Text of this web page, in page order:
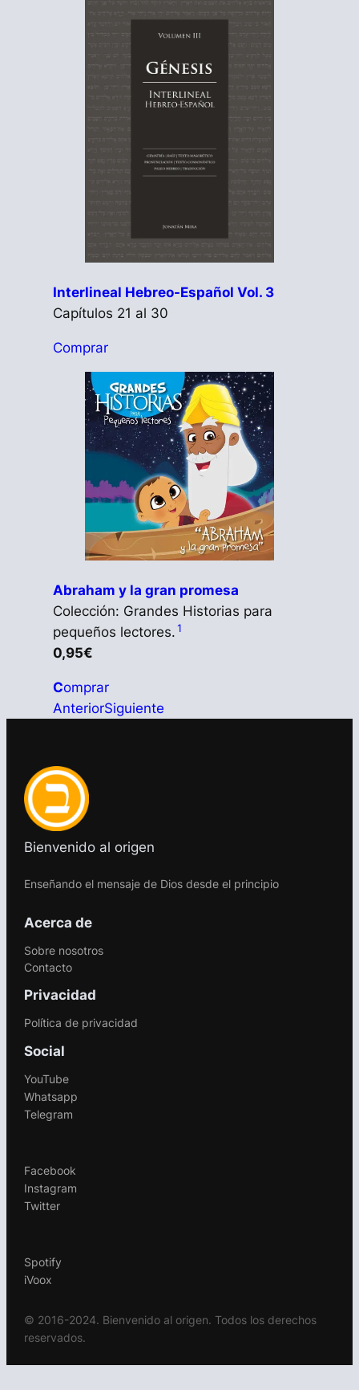
Interlineal Hebreo-Español Vol. 3
Capítulos 21 al 30
Comprar
Abraham y la gran promesa
Colección: Grandes Historias para
pequeños lectores. 1
0,95€
Comprar
AnteriorSiguiente
Bienvenido al origen
Enseñando el mensaje de Dios desde el principio
Acerca de
Sobre nosotros
Contacto
Privacidad
Política de privacidad
Social
YouTube
Whatsapp
Telegram
Facebook
Instagram
Twitter
Spotify
iVoox
© 2016-2024. Bienvenido al origen. Todos los derechos
reservados.